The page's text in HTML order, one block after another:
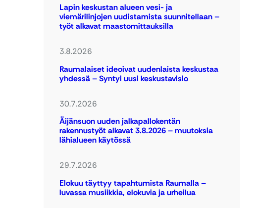
Lapin keskustan alueen vesi- ja
viemärilinjojen uudistamista suunnitellaan –
työt alkavat maastomittauksilla
3.8.2026
Raumalaiset ideoivat uudenlaista keskustaa
yhdessä – Syntyi uusi keskustavisio
30.7.2026
Äijänsuon uuden jalkapallokentän
rakennustyöt alkavat 3.8.2026 – muutoksia
lähialueen käytössä
29.7.2026
Elokuu täyttyy tapahtumista Raumalla –
luvassa musiikkia, elokuvia ja urheilua